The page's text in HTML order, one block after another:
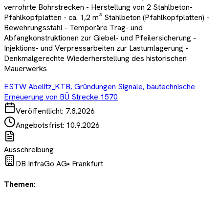
verrohrte Bohrstrecken - Herstellung von 2 Stahlbeton-
Pfahlkopfplatten - ca. 1,2 m³ Stahlbeton (Pfahlkopfplatten) -
Bewehrungsstahl - Temporäre Trag- und
Abfangkonstruktionen zur Giebel- und Pfeilersicherung -
Injektions- und Verpressarbeiten zur Lastumlagerung -
Denkmalgerechte Wiederherstellung des historischen
Mauerwerks
ESTW Abelitz_KTB, Gründungen Signale, bautechnische
Erneuerung von BÜ Strecke 1570
Veröffentlicht: 7.8.2026
Angebotsfrist: 10.9.2026
Ausschreibung
DB InfraGo AG• Frankfurt
Themen: